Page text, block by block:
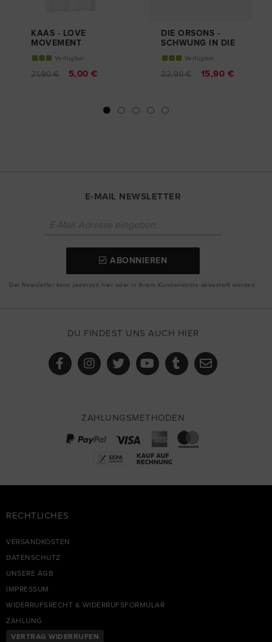
KAAS - LOVE
MOVEMENT
Verfügbar
21,90 € 5,00 €
DIE ORSONS -
SCHWUNG IN DIE
T-SHIRTVerfügbar
22,90 € 15,90 €
E-MAIL NEWSLETTER
ABONNIEREN
Der Newsletter kann jederzeit hier oder in Ihrem Kundenkonto abbestellt werden.
DU FINDEST UNS AUCH HIER
ZAHLUNGSMETHODEN
RECHTLICHES
VERSANDKOSTEN
DATENSCHUTZ
UNSERE AGB
IMPRESSUM
WIDERRUFSRECHT & WIDERRUFSFORMULAR
ZAHLUNG
VERTRAG WIDERRUFEN